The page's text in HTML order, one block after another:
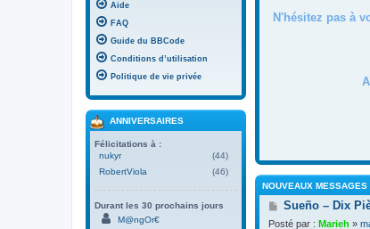
N'hésitez pas à
NOUVEAUX MESSAGES
M
Sueño – Dix
Posté par : Marieh »
Aide
FAQ
Guide du BBCode
Conditions d’utilisation
Politique de vie privée
ANNIVERSAIRES
Félicitations à :
nukyr
(44)
RobertViola
(46)
Durant les 30 prochains jours
M@ngOr€